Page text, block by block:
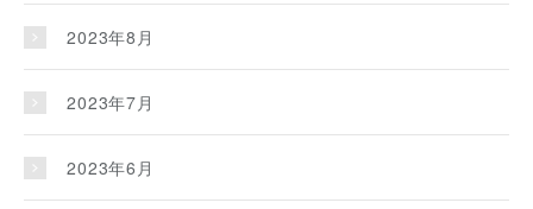
2023年8月
2023年7月
2023年6月